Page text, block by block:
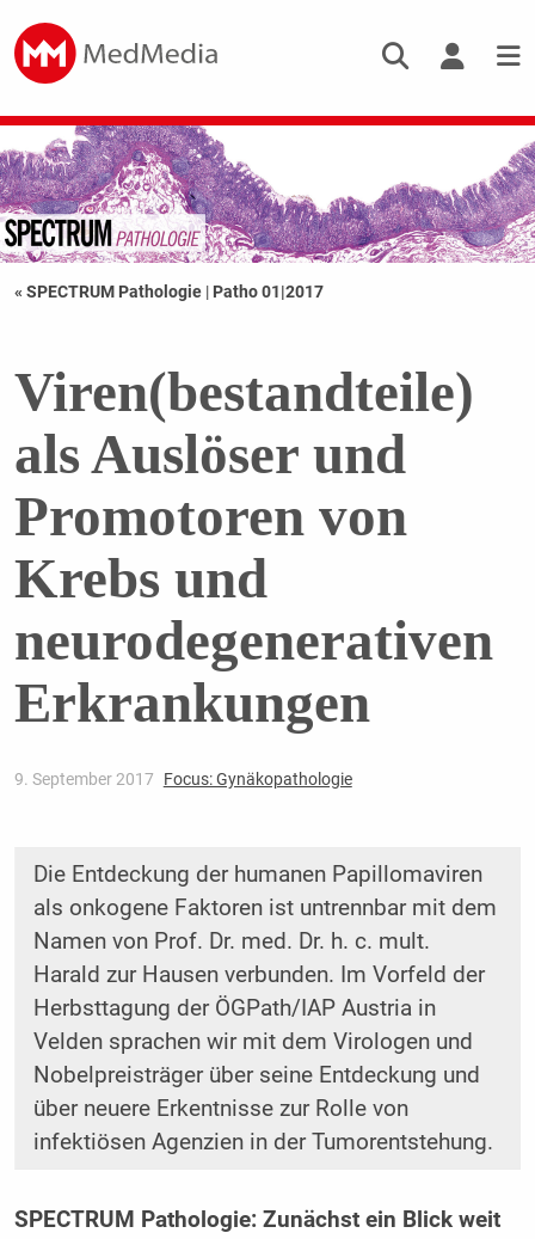
« SPECTRUM Pathologie | Patho 01|2017
Viren(bestandteile)
als Auslöser und
Promotoren von
Krebs und
neurodegenerativen
Erkrankungen
9. September 2017 Focus: Gynäkopathologie
Die Entdeckung der humanen Papillomaviren
als onkogene Faktoren ist untrennbar mit dem
Namen von Prof. Dr. med. Dr. h. c. mult.
Harald zur Hausen verbunden. Im Vorfeld der
Herbsttagung der ÖGPath/IAP Austria in
Velden sprachen wir mit dem Virologen und
Nobelpreisträger über seine Entdeckung und
über neuere Erkentnisse zur Rolle von
infektiösen Agenzien in der Tumorentstehung.
SPECTRUM Pathologie: Zunächst ein Blick weit